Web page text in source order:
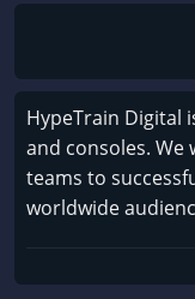
HypeTrain Digital
and consoles.
teams to
worldwide